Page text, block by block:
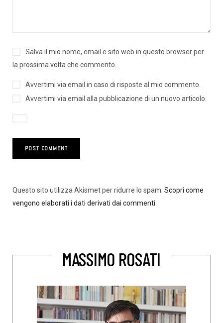
Salva il mio nome, email e sito web in questo browser per
la prossima volta che commento.
Avvertimi via email in caso di risposte al mio commento.
Avvertimi via email alla pubblicazione di un nuovo articolo.
Questo sito utilizza Akismet per ridurre lo spam. Scopri come
vengono elaborati i dati derivati dai commenti.
MASSIMO ROSATI